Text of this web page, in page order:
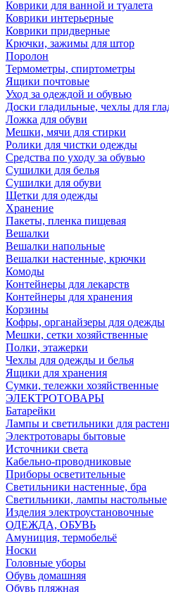
Коврики для ванной и туалета
Коврики интерьерные
Коврики придверные
Крючки, зажимы для штор
Поролон
Термометры, спиртометры
Ящики почтовые
Уход за одеждой и обувью
Доски гладильные, чехлы для
Ложка для обуви
Мешки, мячи для стирки
Ролики для чистки одежды
Средства по уходу за обувью
Сушилки для белья
Сушилки для обуви
Щетки для одежды
Хранение
Пакеты, пленка пищевая
Вешалки
Вешалки напольные
Вешалки настенные, крючки
Комоды
Контейнеры для лекарств
Контейнеры для хранения
Корзины
Кофры, органайзеры для одежды
Мешки, сетки хозяйственные
Полки, этажерки
Чехлы для одежды и белья
Ящики для хранения
Сумки, тележки хозяйственные
ЭЛЕКТРОТОВАРЫ
Батарейки
Лампы и светильники для
Электротовары бытовые
Источники света
Кабельно-проводниковые
Приборы осветительные
Светильники настенные, бра
Светильники, лампы настольные
Изделия электроустановочные
ОДЕЖДА, ОБУВЬ
Амуниция, термобельё
Носки
Головные уборы
Обувь домашняя
Обувь пляжная